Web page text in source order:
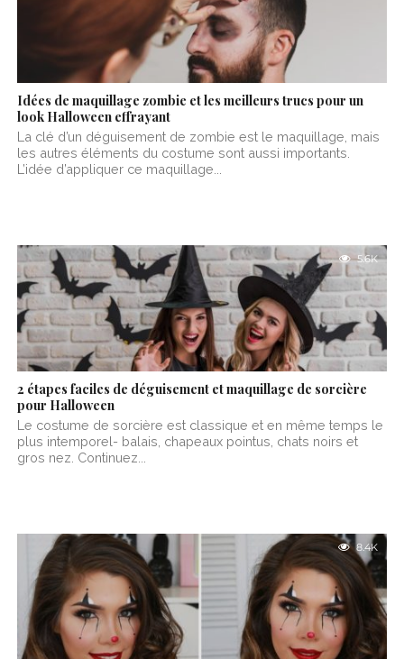
Idées de maquillage zombie et les meilleurs trucs pour un
look Halloween effrayant
La clé d’un déguisement de zombie est le maquillage, mais
les autres éléments du costume sont aussi importants.
L’idée d’appliquer ce maquillage...
5.6K
2 étapes faciles de déguisement et maquillage de sorcière
pour Halloween
Le costume de sorcière est classique et en même temps le
plus intemporel- balais, chapeaux pointus, chats noirs et
gros nez. Continuez...
8.4K